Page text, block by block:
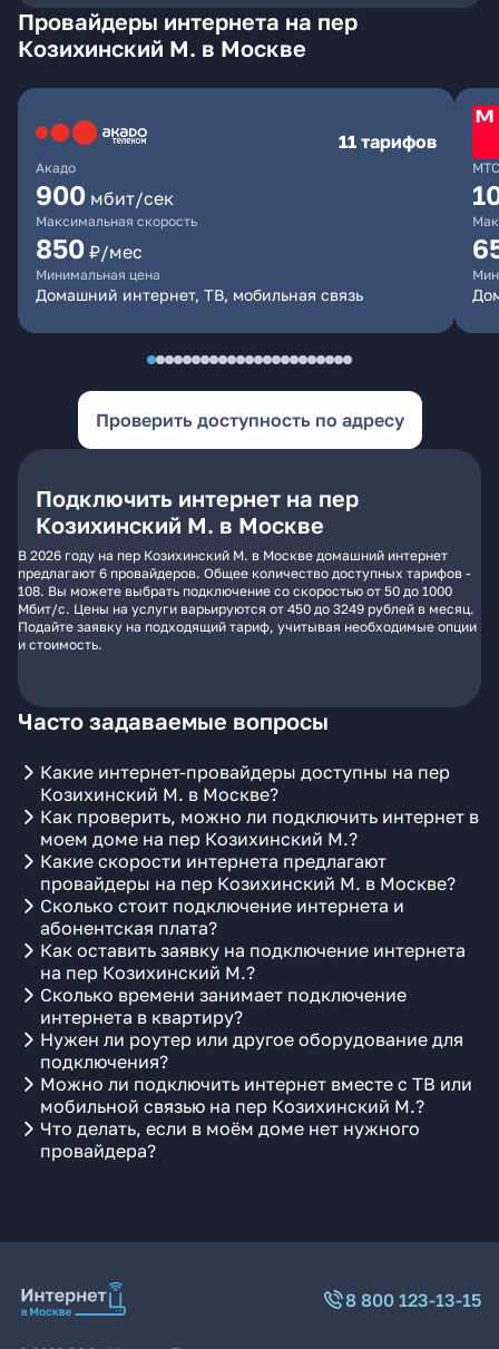
Провайдеры интернета на пер
Козихинский М. в Москве
Акадо
11 тарифов
900 мбит/сек
Максимальная скорость
850 ₽/мес
Минимальная цена
Домашний интернет, ТВ, мобильная связь
МТС
Проверить доступность по адресу
Подключить интернет на пер
Козихинский М. в Москве
В 2026 году на пер Козихинский М. в Москве домашний интернет
предлагают 6 провайдеров. Общее количество доступных тарифов -
108. Вы можете выбрать подключение со скоростью от 50 до 1000
Мбит/с. Цены на услуги варьируются от 450 до 3249 рублей в месяц.
Подайте заявку на подходящий тариф, учитывая необходимые опции
и стоимость.
Часто задаваемые вопросы
Какие интернет-провайдеры доступны на пер
Козихинский М. в Москве?
Как проверить, можно ли подключить интернет в
моем доме на пер Козихинский М.?
Какие скорости интернета предлагают
провайдеры на пер Козихинский М. в Москве?
Сколько стоит подключение интернета и
абонентская плата?
Как оставить заявку на подключение интернета
на пер Козихинский М.?
Сколько времени занимает подключение
интернета в квартиру?
Нужен ли роутер или другое оборудование для
подключения?
Можно ли подключить интернет вместе с ТВ или
мобильной связью на пер Козихинский М.?
Что делать, если в моём доме нет нужного
провайдера?
8 800 123-13-15